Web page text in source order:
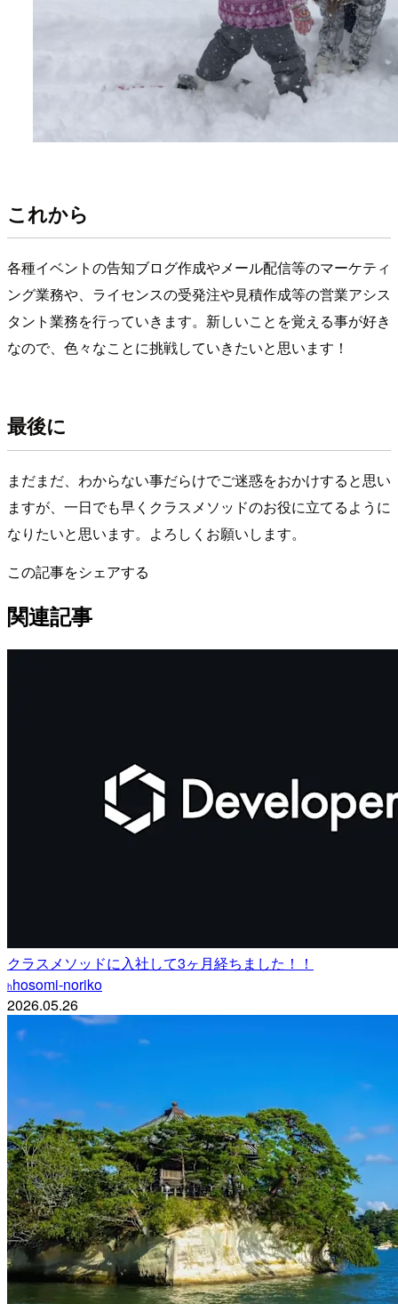
これから
各種イベントの告知ブログ作成やメール配信等のマーケティ
ング業務や、ライセンスの受発注や見積作成等の営業アシス
タント業務を行っていきます。新しいことを覚える事が好き
なので、色々なことに挑戦していきたいと思います！
最後に
まだまだ、わからない事だらけでご迷惑をおかけすると思い
ますが、一日でも早くクラスメソッドのお役に立てるように
なりたいと思います。よろしくお願いします。
この記事をシェアする
関連記事
クラスメソッドに入社して3ヶ月経ちました！！
hhosomi-noriko
2026.05.26